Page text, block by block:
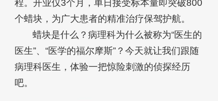
程。开业仅3个月，单日接受标本量即突破800
个蜡块，为广大患者的精准治疗保驾护航。
蜡块是什么？病理科为什么被称为“医生的
医生”、“医学的福尔摩斯”？今天就让我们跟随
病理科医生，体验一把惊险刺激的侦探经历
吧。